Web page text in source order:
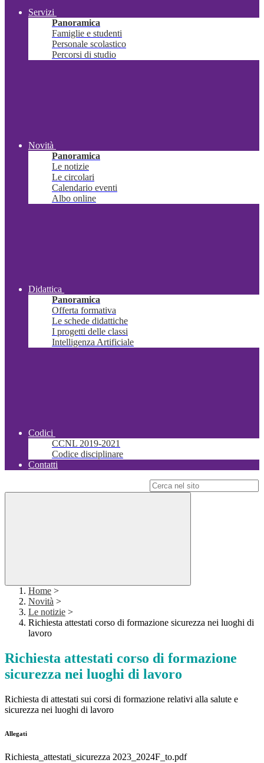
Servizi
Panoramica
Famiglie e studenti
Personale scolastico
Percorsi di studio
Novità
Panoramica
Le notizie
Le circolari
Calendario eventi
Albo online
Didattica
Panoramica
Offerta formativa
Le schede didattiche
I progetti delle classi
Intelligenza Artificiale
Codici
CCNL 2019-2021
Codice disciplinare
Contatti
Home >
Novità >
Le notizie >
Richiesta attestati corso di formazione sicurezza nei luoghi di
lavoro
Richiesta attestati corso di formazione
sicurezza nei luoghi di lavoro
Richiesta di attestati sui corsi di formazione relativi alla salute e
sicurezza nei luoghi di lavoro
Allegati
Richiesta_attestati_sicurezza 2023_2024F_to.pdf